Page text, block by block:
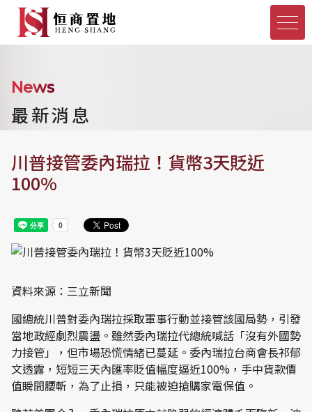
News
最新消息
川普接管委內瑞拉！貨幣3天貶近
100%
資料來源：三立新聞
國總統川普對委內瑞拉採取軍事行動並接管該國局勢，引發
當地政經劇烈震盪。雖然委內瑞拉代總統喊話「沒有外國勢
力接管」，但市場恐慌情緒已蔓延。委內瑞拉台商會長祁郁
文透露，短短三天內匯率貶值幅度逼近100%，手中貨款價
值瞬間腰斬，為了止損，只能被迫搶購家電保值。